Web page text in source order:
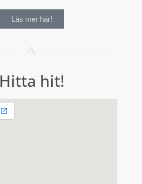
Läs mer här!
Hitta hit!